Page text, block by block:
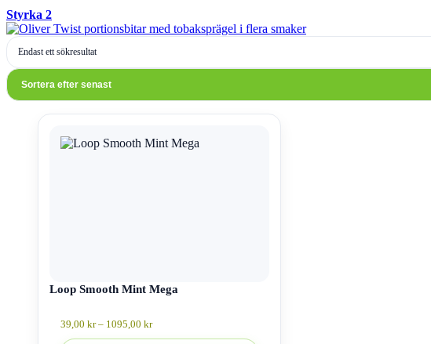
Styrka 2
Endast ett sökresultat
Loop Smooth Mint Mega
39,00 kr – 1095,00 krPrisintervall:
produkten
produktsidan